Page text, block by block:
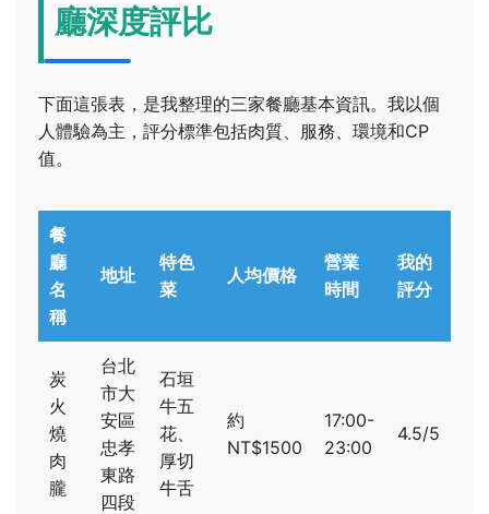
廳深度評比
下面這張表，是我整理的三家餐廳基本資訊。我以個
人體驗為主，評分標準包括肉質、服務、環境和CP
值。
餐
廳
名
稱
地址
特色
菜
人均價格
營業
時間
我的
評分
炭
火
燒
肉
朧
台北
市大
安區
忠孝
東路
四段
石垣
牛五
花、
厚切
牛舌
約
NT$1500
17:00-
23:00
4.5/5